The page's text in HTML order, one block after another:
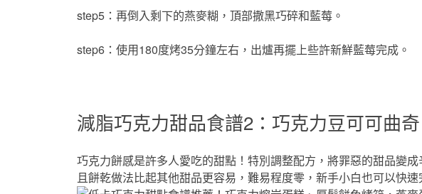
step5：再倒入剩下的燕麥糊，頂部撒黑巧碎和藍莓。
step6：使用180度烤35分鐘左右，出爐再擺上些許新鮮藍莓完成。
減脂巧克力甜品食譜2：巧克力豆可可曲奇
巧克力餅感是許多人愛吃的甜點！特別調整配方，將罪惡的甜品變
且餅乾做法比起其他甜品更容易，難易程度零，新手小白也可以快速